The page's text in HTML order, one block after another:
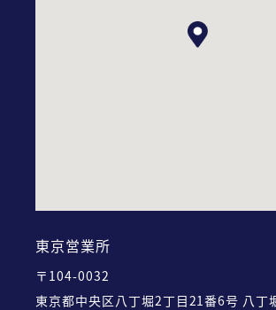
東京営業所
〒104-0032
東京都中央区八丁堀2丁目21番6号 八丁